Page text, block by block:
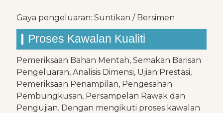
Gaya pengeluaran: Suntikan / Bersimen
Proses Kawalan Kualiti
Pemeriksaan Bahan Mentah, Semakan Barisan
Pengeluaran, Analisis Dimensi, Ujian Prestasi,
Pemeriksaan Penampilan, Pengesahan
Pembungkusan, Persampelan Rawak dan
Pengujian. Dengan mengikuti proses kawalan